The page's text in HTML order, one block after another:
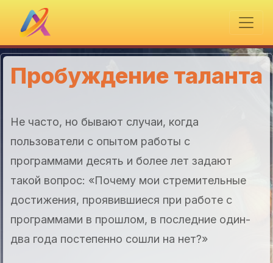
Пробуждение таланта
Не часто, но бывают случаи, когда
пользователи с опытом работы с
программами десять и более лет задают
такой вопрос: «Почему мои стремительные
достижения, проявившиеся при работе с
программами в прошлом, в последние один-
два года постепенно сошли на нет?»